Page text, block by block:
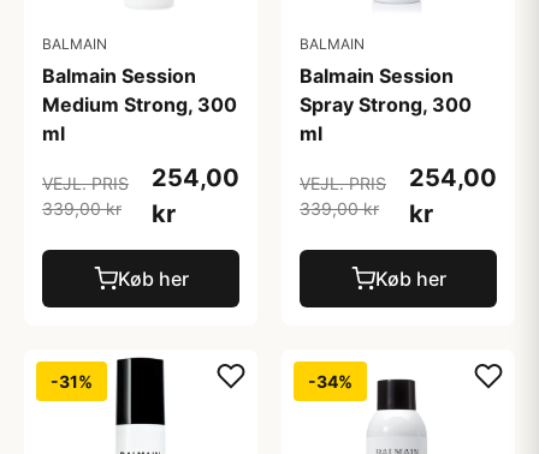
BALMAIN
Balmain Session
Medium Strong, 300
ml
VEJL. PRIS
339,00 kr
254,00
kr
Køb her
BALMAIN
Balmain Session
Spray Strong, 300
ml
VEJL. PRIS
339,00 kr
254,00
kr
Køb her
-31% -34%